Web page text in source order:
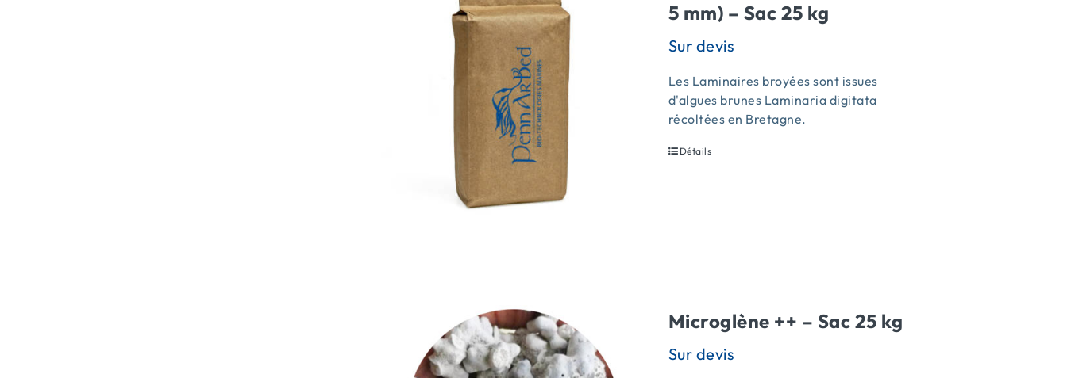
5 mm) – Sac 25 kg
Les Laminaires broyées sont issues
d'algues brunes Laminaria digitata
récoltées en Bretagne.
Détails
Microglène ++ – Sac 25 kg